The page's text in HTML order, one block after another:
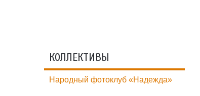
КОЛЛЕКТИВЫ
Народный фотоклуб «Надежда»